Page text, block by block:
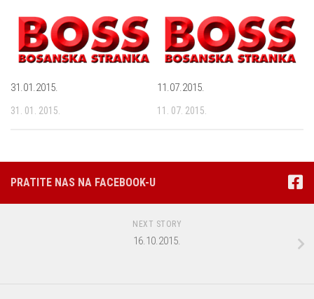
31.01.2015.
31. 01. 2015.
11.07.2015.
11. 07. 2015.
PRATITE NAS NA FACEBOOK-U
NEXT STORY
16.10.2015.